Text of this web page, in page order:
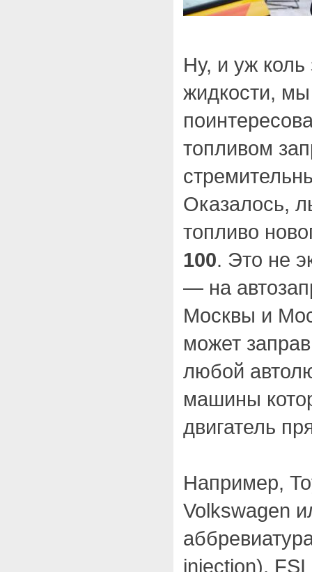
Ну, и уж
жидкости,
топливом
Оказалось,
топливо
100. Это не
— на
Москвы и
может
любой
машины
двигатель
Например,
Volkswagen
injection),